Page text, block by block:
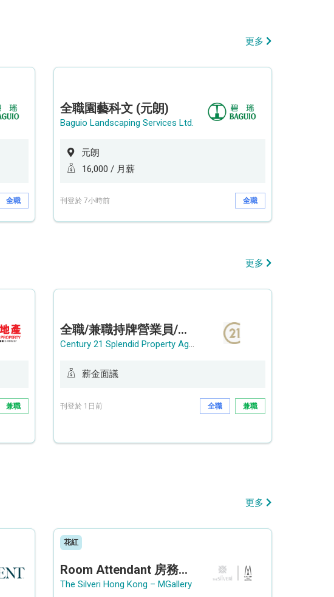
更多
全職
全職園藝科文 (元朗)
Baguio Landscaping Services Ltd.
元朗
16,000 / 月薪
刊登於 7小時前 全職
更多
兼職
全職/兼職持牌營業員/持牌地產代理
Century 21 Splendid Property Agency
薪金面議
刊登於 1日前 全職 兼職
更多
花紅
Room Attendant 房務員 (Accor Hotel)
The Silveri Hong Kong – MGallery